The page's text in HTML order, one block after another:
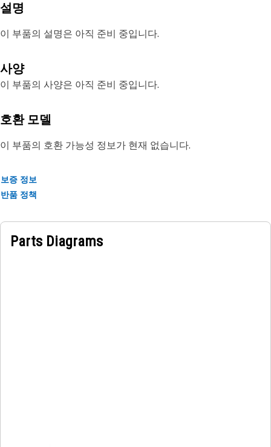
설명
이 부품의 설명은 아직 준비 중입니다.
사양
이 부품의 사양은 아직 준비 중입니다.
호환 모델
이 부품의 호환 가능성 정보가 현재 없습니다.
보증 정보
반품 정책
Parts Diagrams